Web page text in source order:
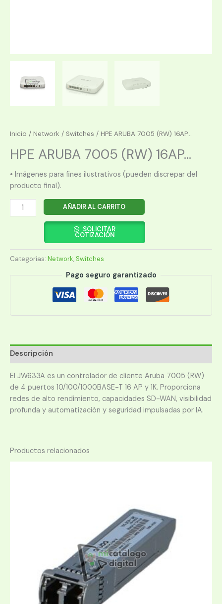
Inicio / Network / Switches / HPE ARUBA 7005 (RW) 16AP...
HPE ARUBA 7005 (RW) 16AP...
• Imágenes para fines ilustrativos (pueden discrepar del
producto final).
HPE
ARUBA
16AP
CONTROLLER
(JW633A)
AÑADIR AL CARRITO
SOLICITAR
COTIZACIÓN
Categorías: Network, Switches
Pago seguro garantizado
Descripción
El JW633A es un controlador de cliente Aruba 7005 (RW)
de 4 puertos 10/100/1000BASE-T 16 AP y 1K. Proporciona
redes de alto rendimiento, capacidades SD-WAN, visibilidad
profunda y automatización y seguridad impulsadas por IA.
Productos relacionados